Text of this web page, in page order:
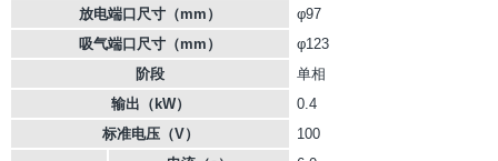
放电端口尺寸（mm）
φ97
吸气端口尺寸（mm）
φ123
阶段
单相
输出（kW）
0.4
标准电压（V）
100